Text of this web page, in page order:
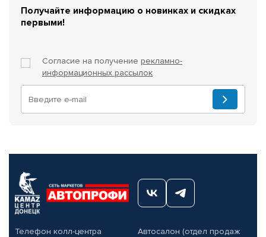
Получайте информацию о новинках и скидках
первыми!
Согласие на получение рекламно-
информационных рассылок
Телефон колл-центра
Автосалон (отдел продаж